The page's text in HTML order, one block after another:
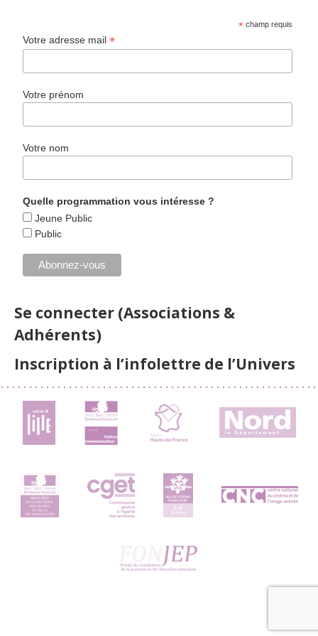
* champ requis
Votre adresse mail*
Votre prénom
Votre nom
Quelle programmation vous intéresse ?
Jeune Public
Public
Se connecter (Associations &
Adhérents)
Inscription à l’infolettre de l’Univers